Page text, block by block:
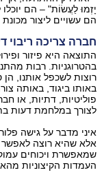
יָזְמוּ לַעֲשׂוֹת" – הם
הם עשויים ליצור
חברה צריכה ריבוי
התוצאה היא פיזור
בהטרוגניות. רבות
רוצות לשכפל אותנו, הן
באותו ביגוד, באותה
פוליטיות, דתיות, או
לצורך במלחמת דעות
איני מדבר על גישה
אלא שהיא רוצה לאפשר
שמאפשרת ויכוחים
העמדות הקיצוניות